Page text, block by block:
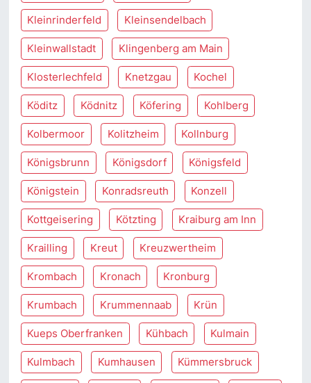
Kleinrinderfeld Kleinsendelbach
Kleinwallstadt Klingenberg am Main
Klosterlechfeld Knetzgau Kochel
Köditz Ködnitz Köfering Kohlberg
Kolbermoor Kolitzheim Kollnburg
Königsbrunn Königsdorf Königsfeld
Königstein Konradsreuth Konzell
Kottgeisering Kötzting Kraiburg am Inn
Krailling Kreut Kreuzwertheim
Krombach Kronach Kronburg
Krumbach Krummennaab Krün
Kueps Oberfranken Kühbach Kulmain
Kulmbach Kumhausen Kümmersbruck